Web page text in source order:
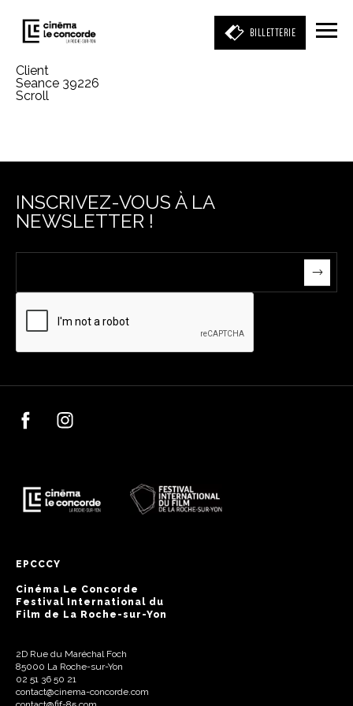
BILLETTERIE
Client
Seance 39226
Scroll
INSCRIVEZ-VOUS À LA
NEWSLETTER !
EPCCCY
Cinéma Le Concorde
Festival International du
Film de La Roche-sur-Yon
2D Rue du Maréchal Foch
85000 La Roche-sur-Yon
02 51 36 50 21
contact@cinema-concorde.com